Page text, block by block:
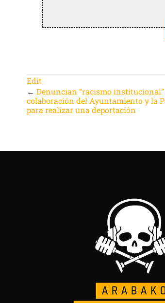
Edit
←Denuncian “racismo
colaboración del Ayuntamiento y la
para realizar una deportación